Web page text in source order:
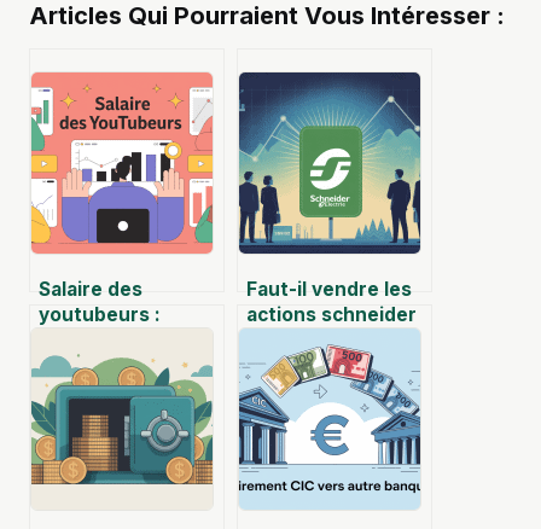
Articles Qui Pourraient Vous Intéresser :
Salaire des
youtubeurs :
et calcul des gains
Faut-il vendre les
actions schneider
maintenant ou
encore patienter ?